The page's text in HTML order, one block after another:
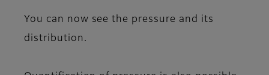
You can now see the pressure and its
distribution.